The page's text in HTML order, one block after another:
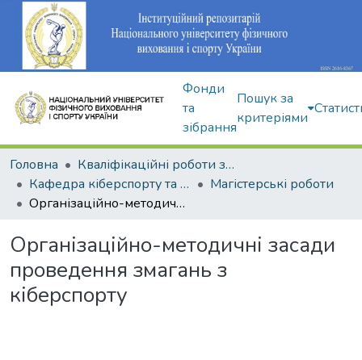
Фонди
та
зібрання
Пошук за
критеріями
Головна
Кваліфікаційні роботи здобувачів вищої освіти
Кафедра кіберспорту та інформаційних технологій
Магістерські роботи
Організаційно-методичні засади проведення змагань з кіберспорту
Організаційно-методичні засади
проведення змагань з
кіберспорту